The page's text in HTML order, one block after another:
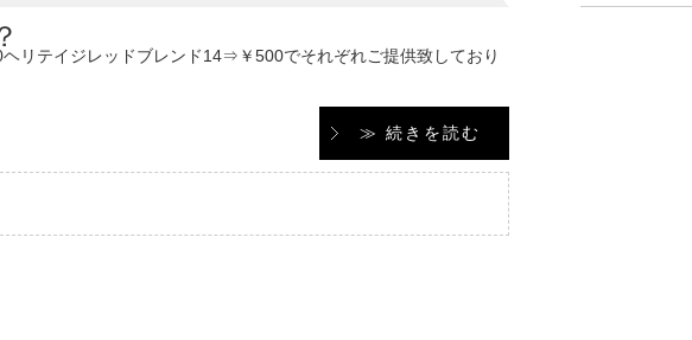
リテイジレッドブレンド14⇒￥500でそれぞれご提供致しており
≫ 続きを読む